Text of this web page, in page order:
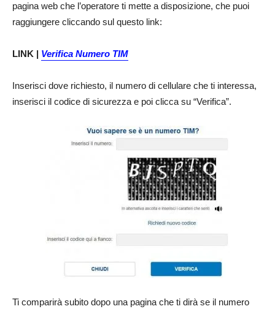
pagina web che l’operatore ti mette a disposizione, che puoi
raggiungere cliccando sul questo link:
LINK | Verifica Numero TIM
Inserisci dove richiesto, il numero di cellulare che ti interessa,
inserisci il codice di sicurezza e poi clicca su “Verifica”.
Ti comparirà subito dopo una pagina che ti dirà se il numero